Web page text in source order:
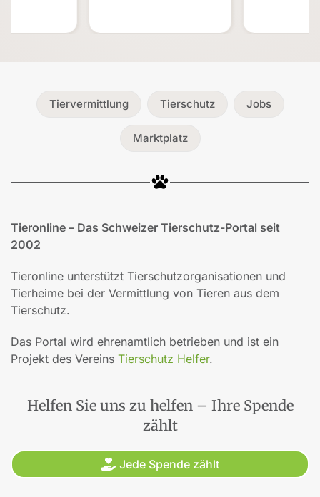
Tiervermittlung Tierschutz Jobs
Marktplatz
Tieronline – Das Schweizer Tierschutz-Portal seit
2002
Tieronline unterstützt Tierschutzorganisationen und
Tierheime bei der Vermittlung von Tieren aus dem
Tierschutz.
Das Portal wird ehrenamtlich betrieben und ist ein
Projekt des Vereins Tierschutz Helfer.
Helfen Sie uns zu helfen – Ihre Spende
zählt
Jede Spende zählt